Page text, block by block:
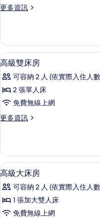
所
片
更多資訊
更
with
View
的
情
顯
示
高
級
床
的
所
有
相
片
4
高級雙床房
可容納 2 人 (依實際入住人
2 張單人床
免費無線上網
更多資訊
更
雙
床
房
詳
情
顯
示
高
級
4
高級大床房
可容納 2 人 (依實際入住人
1 張加大雙人床
免費無線上網